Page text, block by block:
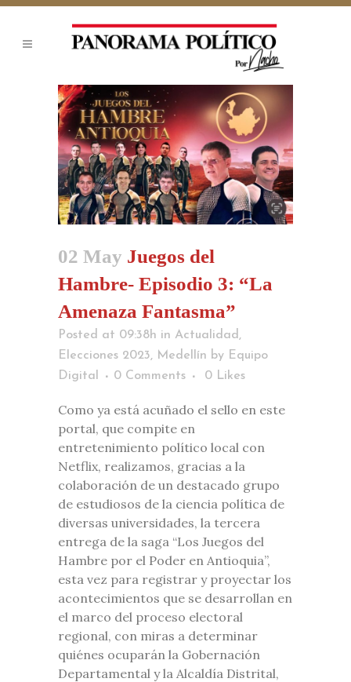
02 May Juegos del
Hambre- Episodio 3: “La
Amenaza Fantasma”
Posted at 09:38h in Actualidad ,
Elecciones 2023, Medellín by Equipo
Digital
0 Comments 0 Likes
Como ya está acuñado el sello en este
portal, que compite en
entretenimiento político local con
Netflix, realizamos, gracias a la
colaboración de un destacado grupo
de estudiosos de la ciencia política de
diversas universidades, la tercera
entrega de la saga “Los Juegos del
Hambre por el Poder en Antioquia”,
esta vez para registrar y proyectar los
acontecimientos que se desarrollan en
el marco del proceso electoral
regional, con miras a determinar
quiénes ocuparán la Gobernación
Departamental y la Alcaldía Distrital,